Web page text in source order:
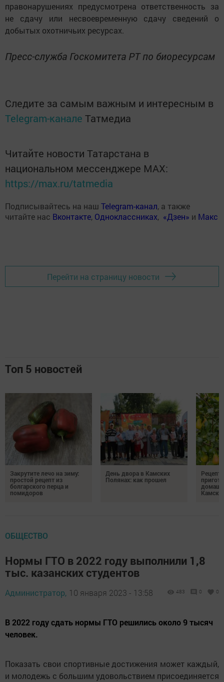
правонарушениях предусмотрена ответственность за
не сдачу или несвоевременную сдачу сведений о
добытых охотничьих ресурсах.
Пресс-служба Госкомитета РТ по биоресурсам
Следите за самым важным и интересным в
Telegram-канале Татмедиа
Читайте новости Татарстана в
национальном мессенджере MАХ:
https://max.ru/tatmedia
Подписывайтесь на наш Telegram-канал, а также
читайте нас Вконтакте, Одноклассниках, «Дзен» и Макс
Перейти на страницу новости
Топ 5 новостей
Закрутите лечо на зиму:
простой рецепт из
болгарского перца и
помидоров
День двора в Камских
Полянах: как прошел
ОБЩЕСТВО
Нормы ГТО в 2022 году выполнили 1,8
тыс. казанских студентов
Администратор, 10 января 2023 - 13:58 483 0 0
В 2022 году сдать нормы ГТО решились около 9 тысяч
человек.
Показать свои спортивные достижения может каждый,
и молодежь с большим удовольствием присоединяется